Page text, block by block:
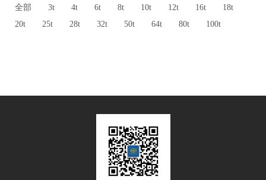
全部 3t 4t 6t 8t 10t 12t 16t
18t
20t
25t 28t 32t 50t 64t 80t 100t